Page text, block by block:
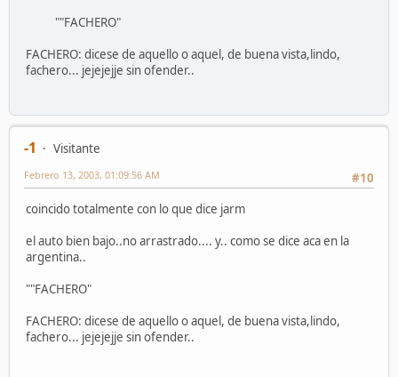
""FACHERO"
FACHERO: dicese de aquello o aquel, de buena vista,lindo,
fachero... jejejejje sin ofender..
-1
Visitante
#10
Febrero 13, 2003, 01:09:56 AM
coincido totalmente con lo que dice jarm
el auto bien bajo..no arrastrado.... y.. como se dice aca en la
argentina..
""FACHERO"
FACHERO: dicese de aquello o aquel, de buena vista,lindo,
fachero... jejejejje sin ofender..